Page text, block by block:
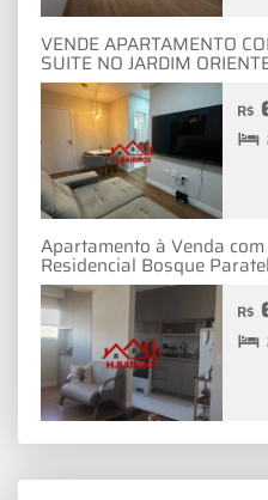
VENDE APARTAMENTO
SUITE NO JARDIM
R$
Apartamento à Venda
Residencial Bosque
R$